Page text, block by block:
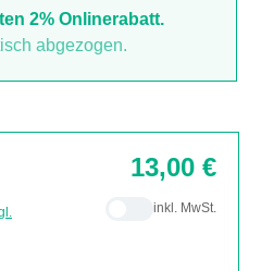
2% Onlinerabatt.
abgezogen.
13,00 €
inkl. MwSt.